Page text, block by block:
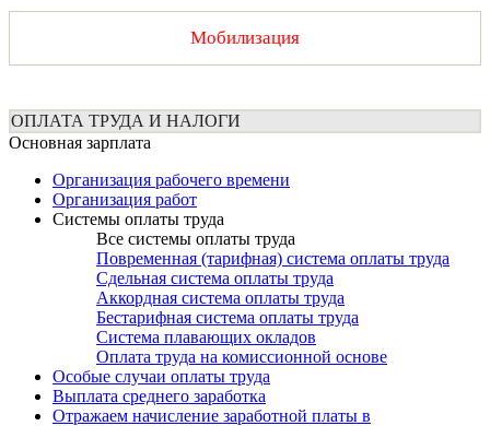
Мобилизация
ОПЛАТА ТРУДА И НАЛОГИ
Основная зарплата
Организация рабочего времени
Организация работ
Системы оплаты труда
Все системы оплаты труда
Повременная (тарифная) система оплаты труда
Сдельная система оплаты труда
Аккордная система оплаты труда
Бестарифная система оплаты труда
Система плавающих окладов
Оплата труда на комиссионной основе
Особые случаи оплаты труда
Выплата среднего заработка
Отражаем начисление заработной платы в